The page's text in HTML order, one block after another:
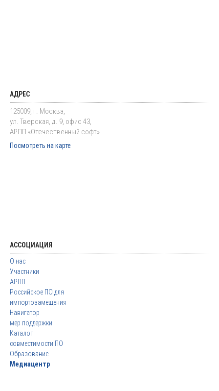
АДРЕС
125009, г. Москва,
ул. Тверская, д. 9, офис 43,
АРПП «Отечественный софт»
Посмотреть на карте
АССОЦИАЦИЯ
О нас
Участники
АРПП
Российское ПО для
импортозамещения
Навигатор
мер поддержки
Каталог
совместимости ПО
Образование
Медиацентр